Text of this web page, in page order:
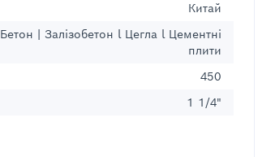
Китай
Бетон | Залізобетон l Цегла l Цементні
плити
450
1 1/4"